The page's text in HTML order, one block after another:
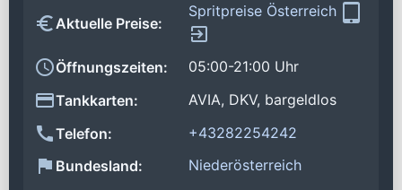
Aktuelle Preise:
Spritpreise Österreich
Öffnungszeiten:
05:00-21:00 Uhr
Tankkarten:
AVIA, DKV, bargeldlos
Telefon:
+43282254242
Bundesland:
Niederösterreich